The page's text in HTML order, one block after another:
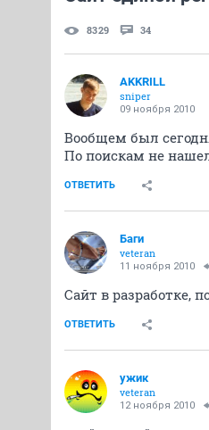
8329 34
AKKRILL
sniper
09 ноября 2010
Вообщем был
По поискам не
ОТВЕТИТЬ
Баги
veteran
11 ноября 2010
Сайт в разработке,
ОТВЕТИТЬ
ужик
veteran
12 ноября 2010